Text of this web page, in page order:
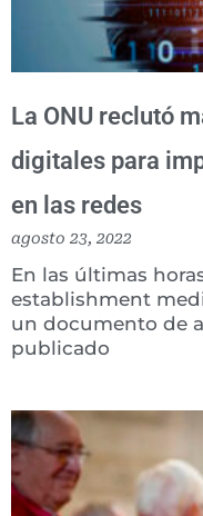
La ONU reclutó
digitales para
en las redes
agosto 23, 2022
En las últimas
establishment
un documento de
publicado